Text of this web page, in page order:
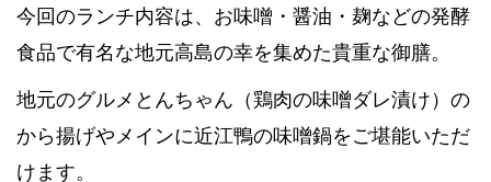
今回のランチ内容は、お味噌・醤油・麹などの発酵
食品で有名な地元高島の幸を集めた貴重な御膳。
地元のグルメとんちゃん（鶏肉の味噌ダレ漬け）の
から揚げやメインに近江鴨の味噌鍋をご堪能いただ
けます。